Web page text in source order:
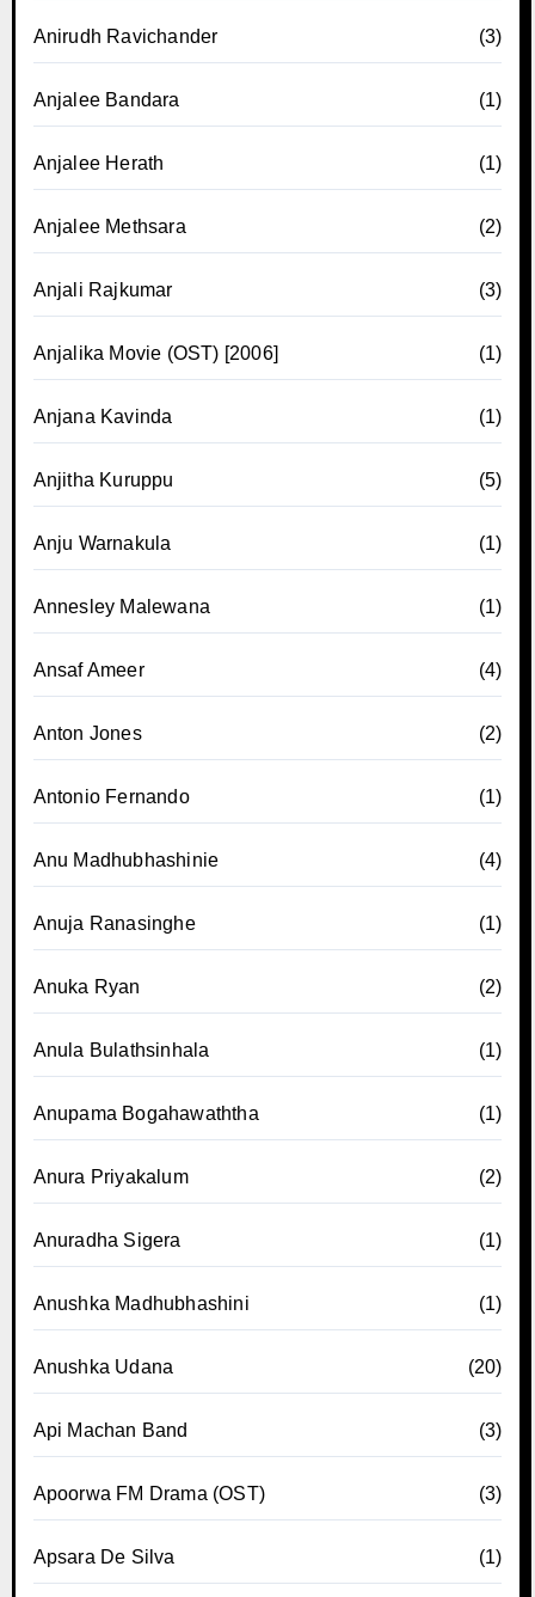
Anirudh Ravichander (3)
Anjalee Bandara (1)
Anjalee Herath (1)
Anjalee Methsara (2)
Anjali Rajkumar (3)
Anjalika Movie (OST) [2006] (1)
Anjana Kavinda (1)
Anjitha Kuruppu (5)
Anju Warnakula (1)
Annesley Malewana (1)
Ansaf Ameer (4)
Anton Jones (2)
Antonio Fernando (1)
Anu Madhubhashinie (4)
Anuja Ranasinghe (1)
Anuka Ryan (2)
Anula Bulathsinhala (1)
Anupama Bogahawaththa (1)
Anura Priyakalum (2)
Anuradha Sigera (1)
Anushka Madhubhashini (1)
Anushka Udana (20)
Api Machan Band (3)
Apoorwa FM Drama (OST) (3)
Apsara De Silva (1)